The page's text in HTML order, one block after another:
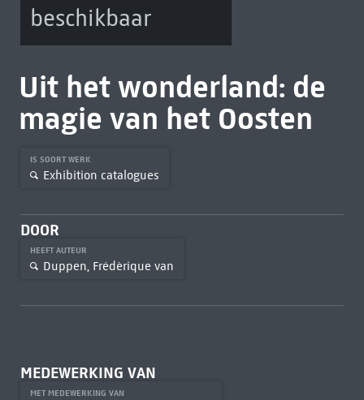
beschikbaar
Uit het wonderland: de
magie van het Oosten
IS SOORT WERK
Exhibition catalogues
DOOR
HEEFT AUTEUR
Duppen, Frédèrique van
MEDEWERKING VAN
MET MEDEWERKING VAN